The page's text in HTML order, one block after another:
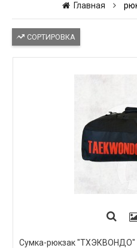
Главная
СОРТИРОВКА
Сумка-рюкзак "ТХЭКВОНДО"